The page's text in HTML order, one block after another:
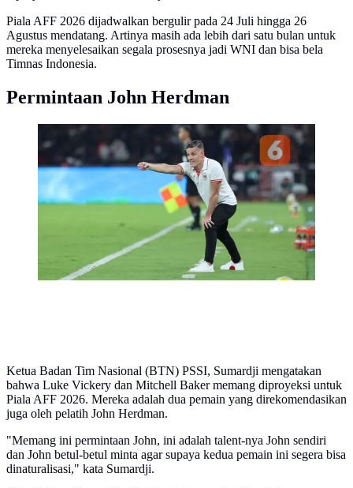
Piala AFF 2026 dijadwalkan bergulir pada 24 Juli hingga 26
Agustus mendatang. Artinya masih ada lebih dari satu bulan untuk
mereka menyelesaikan segala prosesnya jadi WNI dan bisa bela
Timnas Indonesia.
Permintaan John Herdman
Pelatih Timnas Indonesia, John Herdman, saat
memimpin timnya meraih kemenangan 4-0 atas Saint
Kitts and Nevis pada laga FIFA Series 2026 di Stadion
Utama Gelora Bung Karno (SUGBK), Jakarta, Jumat
(27/03/2026) malam WIB. (Bola.com/M. Iqbal Ichsan)
Ketua Badan Tim Nasional (BTN) PSSI, Sumardji mengatakan
bahwa Luke Vickery dan Mitchell Baker memang diproyeksi untuk
Piala AFF 2026. Mereka adalah dua pemain yang direkomendasikan
juga oleh pelatih John Herdman.
"Memang ini permintaan John, ini adalah talent-nya John sendiri
dan John betul-betul minta agar supaya kedua pemain ini segera bisa
dinaturalisasi," kata Sumardji.